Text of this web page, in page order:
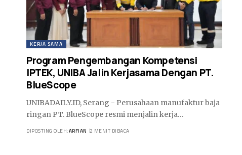
KERJA SAMA
Program Pengembangan Kompetensi
IPTEK, UNIBA Jalin Kerjasama Dengan PT.
BlueScope
UNIBADAILY.ID, Serang - Perusahaan manufaktur baja
ringan PT. BlueScope resmi menjalin kerja…
DIPOSTING OLEH:ARFIAN 2 MENIT DIBACA